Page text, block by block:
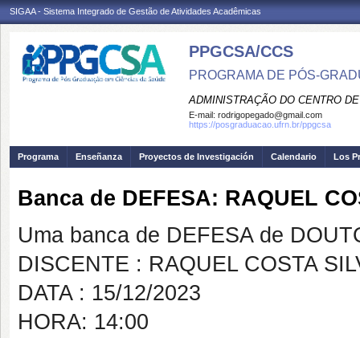
SIGAA - Sistema Integrado de Gestão de Atividades Acadêmicas
PPGCSA/CCS
PROGRAMA DE PÓS-
ADMINISTRAÇÃO DO CENTRO
E-mail: rodrigopegado@gmail.com
https://posgraduacao.ufrn.br/ppgcsa
Programa Enseñanza Proyectos de Investigación Calendario Los
Banca de DEFESA: RAQUEL
Uma banca de DEFESA de
DISCENTE : RAQUEL COSTA
DATA : 15/12/2023
HORA: 14:00